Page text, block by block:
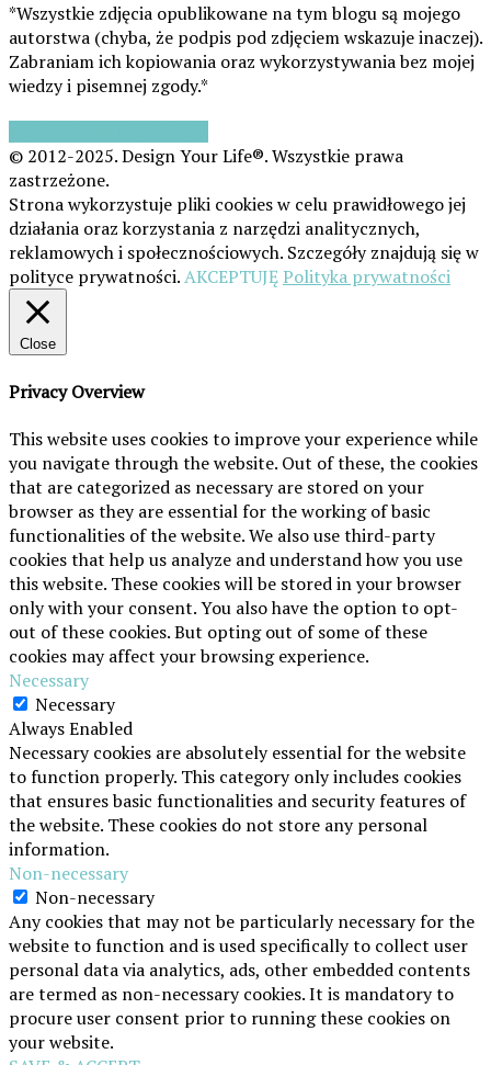
*Wszystkie zdjęcia opublikowane na tym blogu są mojego
autorstwa (chyba, że podpis pod zdjęciem wskazuje inaczej).
Zabraniam ich kopiowania oraz wykorzystywania bez mojej
wiedzy i pisemnej zgody.*
© 2012-2025. Design Your Life®. Wszystkie prawa
zastrzeżone.
Strona wykorzystuje pliki cookies w celu prawidłowego jej
działania oraz korzystania z narzędzi analitycznych,
reklamowych i społecznościowych. Szczegóły znajdują się w
polityce prywatności.AKCEPTUJĘPolityka prywatności
Close
Privacy Overview
This website uses cookies to improve your experience while
you navigate through the website. Out of these, the cookies
that are categorized as necessary are stored on your
browser as they are essential for the working of basic
functionalities of the website. We also use third-party
cookies that help us analyze and understand how you use
this website. These cookies will be stored in your browser
only with your consent. You also have the option to opt-
out of these cookies. But opting out of some of these
cookies may affect your browsing experience.
Necessary
Necessary
Always Enabled
Necessary cookies are absolutely essential for the website
to function properly. This category only includes cookies
that ensures basic functionalities and security features of
the website. These cookies do not store any personal
information.
Non-necessary
Non-necessary
Any cookies that may not be particularly necessary for the
website to function and is used specifically to collect user
personal data via analytics, ads, other embedded contents
are termed as non-necessary cookies. It is mandatory to
procure user consent prior to running these cookies on
your website.